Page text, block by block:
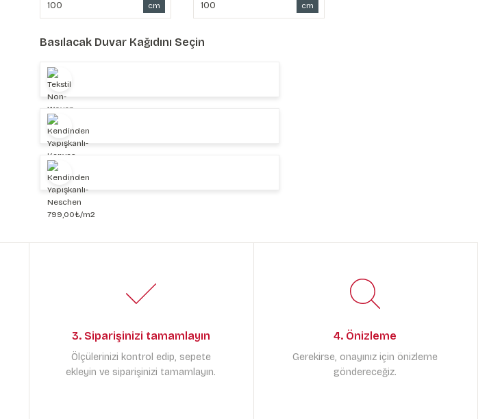
cm cm
Basılacak Duvar Kağıdını Seçin
3. Siparişinizi tamamlayın
Ölçülerinizi kontrol edip, sepete
ekleyin ve siparişinizi tamamlayın.
4. Önizleme
Gerekirse, onayınız için önizleme
göndereceğiz.